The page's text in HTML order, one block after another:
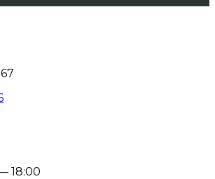
18:00